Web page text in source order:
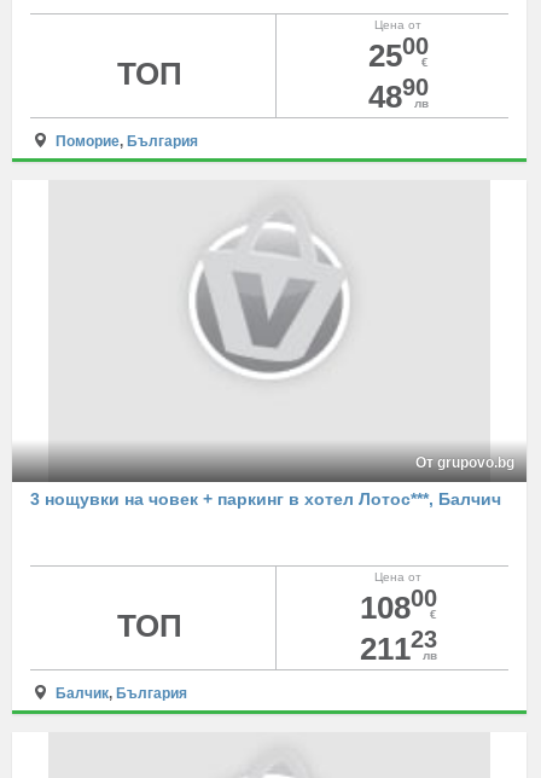
Цена от
2500
€
4890
лв
ТОП
Поморие, България
От grupovo.bg
3 нощувки на човек + паркинг в хотел Лотос***, Балчич
Цена от
10800
€
21123
лв
ТОП
Балчик, България